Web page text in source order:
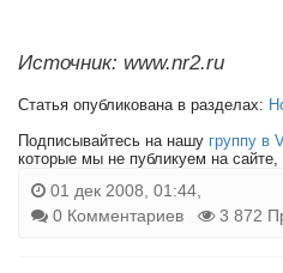
Источник: www.nr2.ru
Статья опубликована в разделах:
Подписывайтесь на нашу группу в
которые мы не публикуем на
01 дек 2008, 01:44,
0 Комментариев
3 872